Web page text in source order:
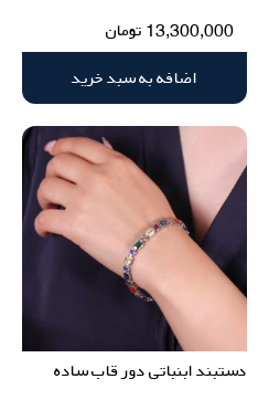
13,300,000 تومان
اضافه به سبد خرید
دستبند ابنباتی دور قاب ساده